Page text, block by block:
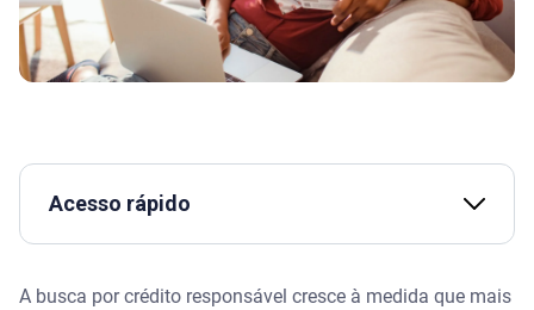
Acesso rápido
A busca por crédito responsável cresce à medida que mais